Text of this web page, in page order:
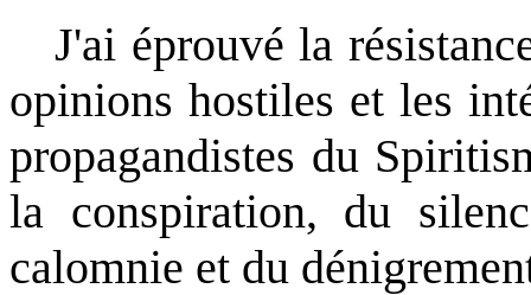
J'ai éprouvé la
opinions hostiles et les
propagandistes du
la conspiration, du
calomnie et du